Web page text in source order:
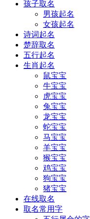
孩子取名
男孩起名
女孩起名
诗词起名
楚辞取名
五行起名
生肖起名
鼠宝宝
牛宝宝
虎宝宝
兔宝宝
龙宝宝
蛇宝宝
马宝宝
羊宝宝
猴宝宝
鸡宝宝
狗宝宝
猪宝宝
在线取名
取名常用字